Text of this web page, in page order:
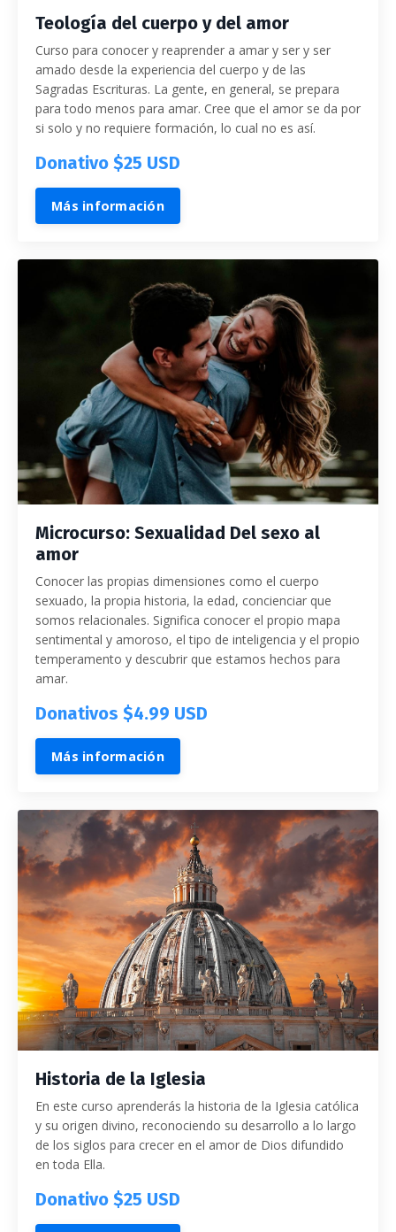
Teología del cuerpo y del amor
Curso para conocer y reaprender a amar y ser y ser
amado desde la experiencia del cuerpo y de las
Sagradas Escrituras. La gente, en general, se prepara
para todo menos para amar. Cree que el amor se da por
si solo y no requiere formación, lo cual no es así.
Donativo $25 USD
Más información
Microcurso: Sexualidad Del sexo al
amor
Conocer las propias dimensiones como el cuerpo
sexuado, la propia historia, la edad, concienciar que
somos relacionales. Significa conocer el propio mapa
sentimental y amoroso, el tipo de inteligencia y el propio
temperamento y descubrir que estamos hechos para
amar.
Donativos $4.99 USD
Más información
Historia de la Iglesia
En este curso aprenderás la historia de la Iglesia católica
y su origen divino, reconociendo su desarrollo a lo largo
de los siglos para crecer en el amor de Dios difundido
en toda Ella.
Donativo $25 USD